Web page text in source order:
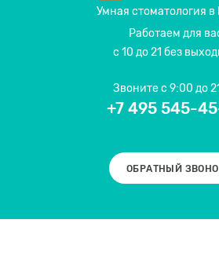
Умная стоматология в
Работаем для
с 10 до 21 без
Звонитес 9:00 до
+7 495 545-
ОБРАТНЫЙ